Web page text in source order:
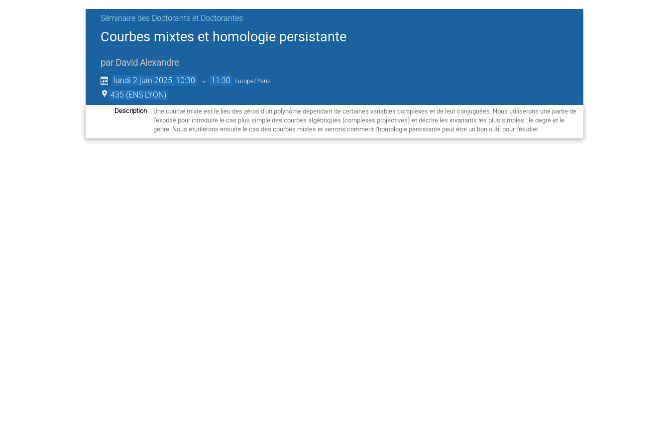
Séminaire des Doctorants et Doctorantes
Courbes mixtes et homologie persistante
par David Alexandre
lundi 2 juin 2025, 10:30 → 11:30 Europe/Paris
435 (ENS LYON)
Description
Une courbe mixte est le lieu des zéros d'un polynôme dépendant de certaines variables complexes et de leur conjuguées. Nous utiliserons une partie de
l'exposé pour introduire le cas plus simple des courbes algébriques (complexes projectives) et décrire les invariants les plus simples : le degré et le
genre. Nous étudierons ensuite le cas des courbes mixtes et verrons comment l'homologie persistante peut être un bon outil pour l'étudier.